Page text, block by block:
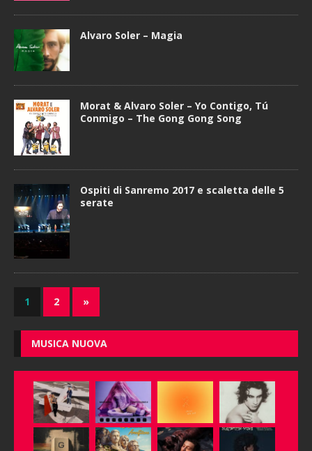
Alvaro Soler – Magia
Morat & Alvaro Soler – Yo Contigo, Tú
Conmigo – The Gong Gong Song
Ospiti di Sanremo 2017 e scaletta delle 5
serate
1 2 »
MUSICA NUOVA